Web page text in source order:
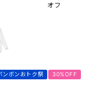
オフ
ンボンおトク祭 30%OFF